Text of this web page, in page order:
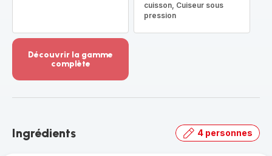
cuisson, Cuiseur sous
pression
Découvrir la gamme
complète
-
gamme
Ingrédients 4 personnes